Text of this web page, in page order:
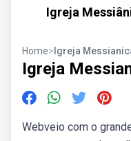
Igreja
Home> Igreja
Igreja
Webveio com o